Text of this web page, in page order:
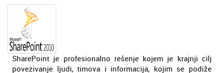
SharePoint je profesionalno rešenje kojem je krajnji cilj
povezivanje ljudi, timova i informacija, kojim se podiže